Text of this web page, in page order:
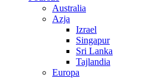
Australia
Azja
Izrael
Singapur
Sri Lanka
Tajlandia
Europa